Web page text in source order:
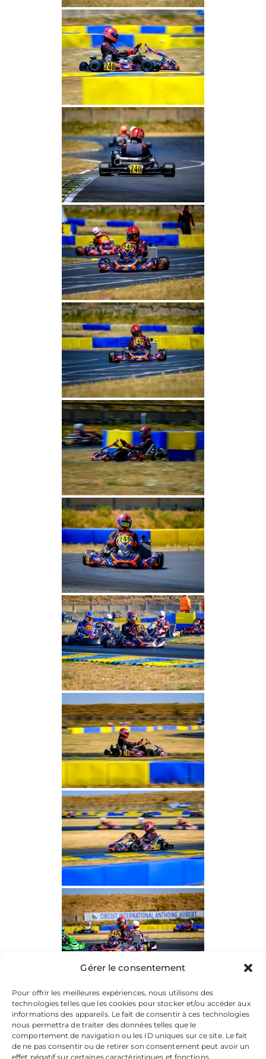
Gérer le consentement
Pour offrir les meilleures expériences, nous utilisons des
technologies telles que les cookies pour stocker et/ou accéder aux
informations des appareils. Le fait de consentir à ces technologies
nous permettra de traiter des données telles que le
comportement de navigation ou les ID uniques sur ce site. Le fait
de ne pas consentir ou de retirer son consentement peut avoir un
effet négatif sur certaines caractéristiques et fonctions.